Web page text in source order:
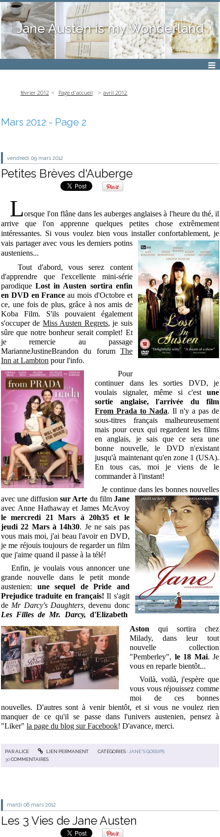
Jane Austen is my Wonderland
février 2012 Page d'accueil avril 2012
Mars 2012 - Page 2
vendredi 09 mars 2012
Petites Brèves d'Auberge
Lorsque l'on flâne dans les auberges anglaises à l'heure du thé, il
arrive que l'on apprenne quelques petites chose extrêmement
intéressantes. Si vous voulez bien vous installer confortablement, je
vais partageravec vous les derniers potins
austeniens...
Tout d'abord, vous serez content
d'apprendre que l'excellente mini-série
parodiqueLost in Austen sortira enfin
en DVD en France au mois d'Octobre et
ce, une fois de plus, grâce à nos amis de
Koba Film. S'ils pouvaient également
s'occuper de Miss Austen Regrets, je suis
sûre que notre bonheur serait complet! Et
je remercie au passage
MarianneJustineBrandon du forum The
Inn at Lambton pour l'info.
Pour
continuer dans les sorties DVD, je
voulais signaler, même si c'est une
sortie anglaise, l'arrivée du film
From Prada to Nada. Il n'y a pas de
sous-titres français malheureusement
mais pour ceux qui regardent les films
en anglais, je sais que ce sera une
bonne nouvelle, le DVD n'existant
jusqu'à maintenant qu'en zone 1 (USA).
En tous cas, moi je viens de le
commander à l'instant!
Je continue dans les bonnes nouvelles
avec une diffusionsur Arte du filmJane
avec Anne Hathaway et James McAvoy
le mercredi 21 Mars à 20h35 et le
jeudi 22 Mars à 14h30. Je ne sais pas
vous mais moi, j'ai beau l'avoir en DVD,
je me réjouis toujours de regarder un film
que j'aime quand il passe à la télé!
Enfin, je voulais vous annoncer une
grande nouvelle dans le petit monde
austenien: une sequel de Pride and
Prejudice traduite en français! Il s'agit
de Mr Darcy's Daughters,devenu donc
Les Filles de Mr. Darcy, d'Elizabeth
Aston qui sortira chez
Milady, dans leur tout
nouvelle collection
"Pemberley", le 18 Mai. Je
vous en reparle bientôt...
Voilà, voilà, j'espère que
vous vous réjouissez comme
moi de ces bonnes
nouvelles. D'autres sont à venir bientôt, et si vous ne voulez rien
manquer de ce qu'il se passe dans l'univers austenien, pensez à
"Liker" la page du blog sur Facebook! D'avance, merci.
PARALICE LIEN PERMANENT CATÉGORIES : JANE'S GOSSIPS
30COMMENTAIRES
mardi 06 mars 2012
Les 3 Vies de Jane Austen